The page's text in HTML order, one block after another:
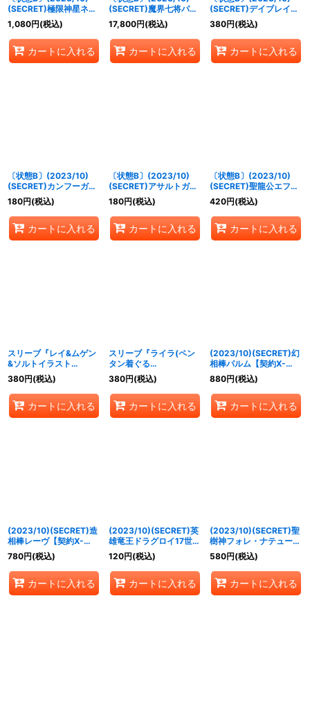
(SECRET)極限神星ネ
オ・ゼッター【X-SEC】
{BS65-X06}《緑》
1,080円(税込)
カートに入れる
(SECRET)魔界七将パン
デミウムXV【XV-
SEC】{BS65-XV02}
《紫》
17,800円(税込)
カートに入れる
(SECRET)デイブレイカ
ーレーヴ【M-SEC】
{BS65-045}《青》
380円(税込)
カートに入れる
〔状態B〕(2023/10)
(SECRET)カンフーガー
ルフラウ【R-SEC】
{BS65-025}《緑》
180円(税込)
カートに入れる
〔状態B〕(2023/10)
(SECRET)アサルトガン
ナーウィズ【R-SEC】
{BS65-032}《白》
180円(税込)
カートに入れる
〔状態B〕(2023/10)
(SECRET)聖龍公エファ
メラ・ティルノーグ
【M-SEC】{BS65-
057}《黄》
420円(税込)
カートに入れる
スリーブ『レイ&ムゲン
&ソルトイラスト
(BS65BOX購入特典)』
20枚【-】{-}《サプラ
イ》
380円(税込)
カートに入れる
スリーブ『ライラ(ペン
タン着ぐる
み/BS65BOX購入特
典)』20枚【-】{-}《サ
プライ》
380円(税込)
カートに入れる
(2023/10)(SECRET)幻
相棒パルム【契約X-
SEC】{BS65-CX02}
《黄》
880円(税込)
カートに入れる
(2023/10)(SECRET)造
相棒レーヴ【契約X-
SEC】{BS65-CX03}
《青》
780円(税込)
カートに入れる
(2023/10)(SECRET)英
雄竜王ドラグロイ17世
【X-SEC】{BS65-X01}
《赤》
120円(税込)
カートに入れる
(2023/10)(SECRET)聖
樹神フォレ・ナテュール
【X-SEC】{BS65-
X03}《緑》
580円(税込)
カートに入れる